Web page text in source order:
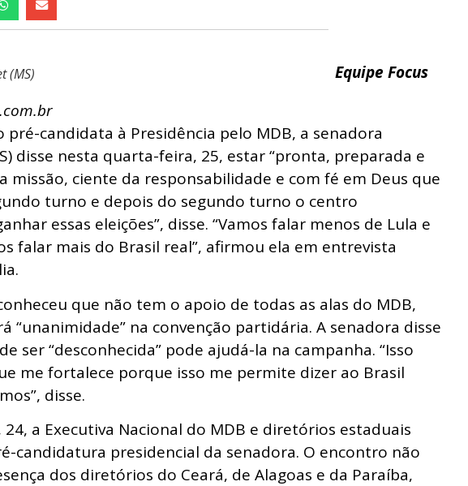
(MS)
Equipe Focus
pré-candidata à Presidência pelo MDB, a senadora
disse nesta quarta-feira, 25, estar “pronta, preparada e
missão, ciente da responsabilidade e com fé em Deus que
turno e depois do segundo turno o centro
essas eleições”, disse. “Vamos falar menos de Lula e
falar mais do Brasil real”, afirmou ela em entrevista
que não tem o apoio de todas as alas do MDB,
“unanimidade” na convenção partidária. A senadora disse
ser “desconhecida” pode ajudá-la na campanha. “Isso
me fortalece porque isso me permite dizer ao Brasil
disse.
a Executiva Nacional do MDB e diretórios estaduais
candidatura presidencial da senadora. O encontro não
dos diretórios do Ceará, de Alagoas e da Paraíba,